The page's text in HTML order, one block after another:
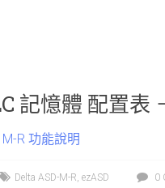
記憶體 配置表
M-R 功能說明
Delta ASD-M-R, ezASD 0